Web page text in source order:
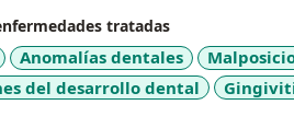
tratadas
Anomalías dentales
del desarrollo dental